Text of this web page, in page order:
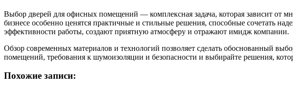
Выбор дверей для офисных помещений — комплексная задача, которая зависит от
бизнесе особенно ценятся практичные и стильные решения, способные сочетать
эффективности работы, создают приятную атмосферу и отражают имидж компании.
Обзор современных материалов и технологий позволяет сделать обоснованный
помещений, требования к шумоизоляции и безопасности и выбирайте решения,
Похожие записи: